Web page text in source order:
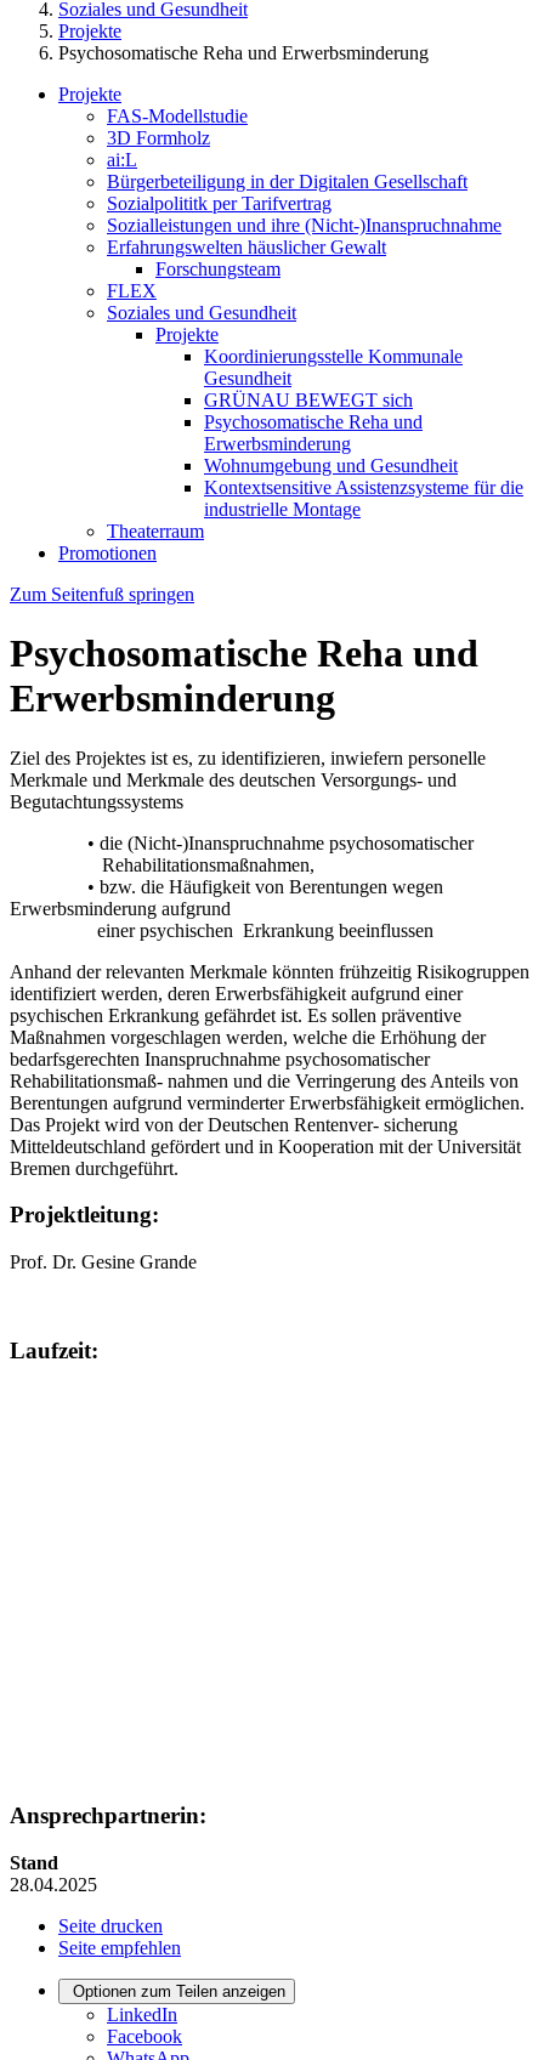
Soziales und Gesundheit
Projekte
Psychosomatische Reha und Erwerbsminderung
Projekte
FAS-Modellstudie
3D Formholz
ai:L
Bürgerbeteiligung in der Digitalen Gesellschaft
Sozialpolititk per Tarifvertrag
Sozialleistungen und ihre (Nicht-)Inanspruchnahme
Erfahrungswelten häuslicher Gewalt
Forschungsteam
FLEX
Soziales und Gesundheit
Projekte
Koordinierungsstelle Kommunale
Gesundheit
GRÜNAU BEWEGT sich
Psychosomatische Reha und
Erwerbsminderung
Wohnumgebung und Gesundheit
Kontextsensitive Assistenzsysteme für die
industrielle Montage
Theaterraum
Promotionen
Zum Seitenfuß springen
Psychosomatische Reha und
Erwerbsminderung
Ziel des Projektes ist es, zu identifizieren, inwiefern personelle
Merkmale und Merkmale des deutschen Versorgungs- und
Begutachtungssystems
• die (Nicht-)Inanspruchnahme psychosomatischer
Rehabilitationsmaßnahmen,
• bzw. die Häufigkeit von Berentungen wegen
Erwerbsminderung aufgrund
einer psychischen Erkrankung beeinflussen
Anhand der relevanten Merkmale könnten frühzeitig Risikogruppen
identifiziert werden, deren Erwerbsfähigkeit aufgrund einer
psychischen Erkrankung gefährdet ist. Es sollen präventive
Maßnahmen vorgeschlagen werden, welche die Erhöhung der
bedarfsgerechten Inanspruchnahme psychosomatischer
Rehabilitationsmaß- nahmen und die Verringerung des Anteils von
Berentungen aufgrund verminderter Erwerbsfähigkeit ermöglichen.
Das Projekt wird von der Deutschen Rentenver- sicherung
Mitteldeutschland gefördert und in Kooperation mit der Universität
Bremen durchgeführt.
Projektleitung:
Prof. Dr. Gesine Grande
Laufzeit:
Ansprechpartnerin:
Stand
28.04.2025
Seite drucken
Seite empfehlen
Optionen zum Teilen anzeigen
LinkedIn
Facebook